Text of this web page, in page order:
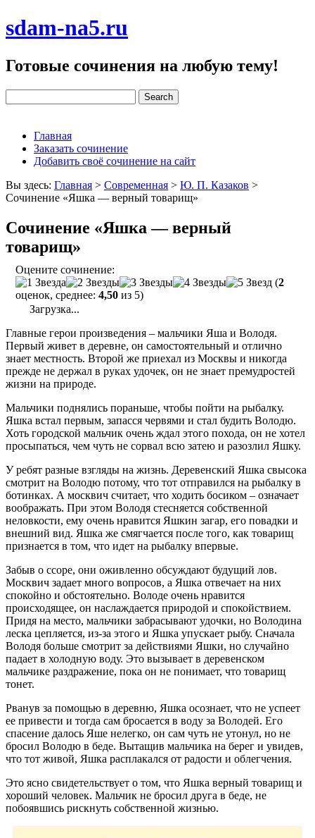
sdam-na5.ru
Готовые сочинения на любую тему!
Главная
Заказать сочинение
Добавить своё сочинение на сайт
Вы здесь: Главная > Современная > Ю. П. Казаков >
Сочинение «Яшка — верный товарищ»
Сочинение «Яшка — верный
товарищ»
Оцените сочинение:
(2
оценок, среднее: 4,50 из 5)
Загрузка...
Главные герои произведения – мальчики Яша и Володя.
Первый живет в деревне, он самостоятельный и отлично
знает местность. Второй же приехал из Москвы и никогда
прежде не держал в руках удочек, он не знает премудростей
жизни на природе.
Мальчики поднялись пораньше, чтобы пойти на рыбалку.
Яшка встал первым, запасся червями и стал будить Володю.
Хоть городской мальчик очень ждал этого похода, он не хотел
просыпаться, чем чуть не сорвал всю затею и разозлил Яшку.
У ребят разные взгляды на жизнь. Деревенский Яшка свысока
смотрит на Володю потому, что тот отправился на рыбалку в
ботинках. А москвич считает, что ходить босиком – означает
воображать. При этом Володя стесняется собственной
неловкости, ему очень нравится Яшкин загар, его повадки и
внешний вид. Яшка же смягчается после того, как товарищ
признается в том, что идет на рыбалку впервые.
Забыв о ссоре, они оживленно обсуждают будущий лов.
Москвич задает много вопросов, а Яшка отвечает на них
спокойно и обстоятельно. Володе очень нравится
происходящее, он наслаждается природой и спокойствием.
Придя на место, мальчики забрасывают удочки, но Володина
леска цепляется, из-за этого и Яшка упускает рыбу. Сначала
Володя больше смотрит за действиями Яшки, но случайно
падает в холодную воду. Это вызывает в деревенском
мальчике раздражение, пока он не понимает, что товарищ
тонет.
Рванув за помощью в деревню, Яшка осознает, что не успеет
ее привести и тогда сам бросается в воду за Володей. Его
спасение далось Яше нелегко, он сам чуть не утонул, но не
бросил Володю в беде. Вытащив мальчика на берег и увидев,
что тот живой, Яшка расплакался от радости и облегчения.
Это ясно свидетельствует о том, что Яшка верный товарищ и
хороший человек. Мальчик не бросил друга в беде, не
побоявшись рискнуть собственной жизнью.